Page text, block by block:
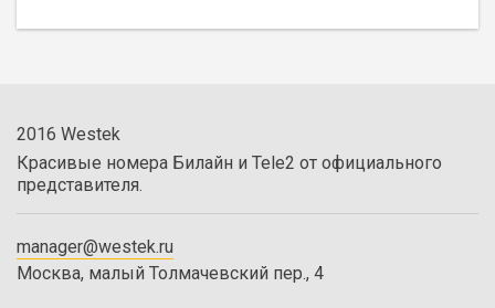
2016 Westek
Красивые номера Билайн и Tele2 от официального
представителя.
manager@westek.ru
Москва, малый Толмачевский пер., 4